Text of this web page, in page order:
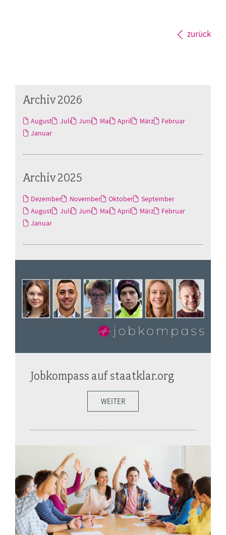
zurück
Archiv 2026
August Juli Juni Mai April März
Februar
Januar
Archiv 2025
Dezember November Oktober
September
August
Juli Juni Mai April März
Februar
Januar
Jobkompass auf staatklar.org
WEITER